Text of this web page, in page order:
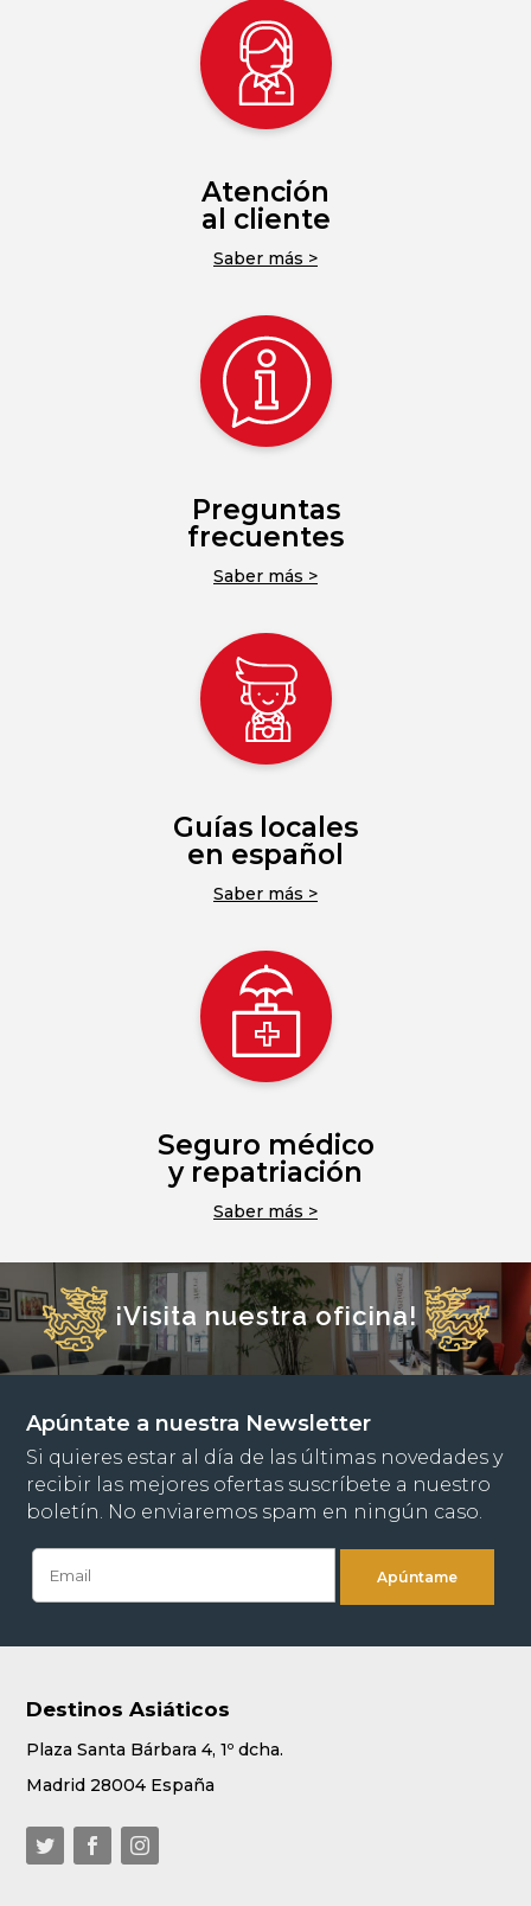
Atención
al cliente
Saber más >
Preguntas
frecuentes
Saber más >
Guías locales
en español
Saber más >
Seguro médico
y repatriación
Saber más >
¡Visita nuestra oficina!
Apúntate a nuestra Newsletter
Si quieres estar al día de las últimas novedades y
recibir las mejores ofertas suscríbete a nuestro
boletín. No enviaremos spam en ningún caso.
Destinos Asiáticos
Plaza Santa Bárbara 4, 1º dcha.
Madrid 28004 España